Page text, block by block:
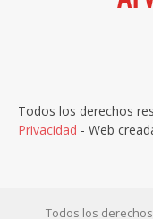
Todos los derechos
Privacidad - Web
Todos los